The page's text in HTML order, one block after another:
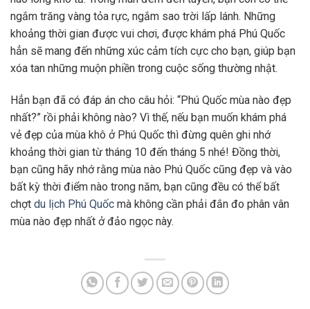
ngắm trăng vàng tỏa rực, ngắm sao trời lấp lánh. Những
khoảng thời gian được vui chơi, được khám phá Phú Quốc
hẳn sẽ mang đến những xúc cảm tích cực cho bạn, giúp bạn
xóa tan những muộn phiền trong cuộc sống thường nhật.
Hẳn bạn đã có đáp án cho câu hỏi: “Phú Quốc mùa nào đẹp
nhất?” rồi phải không nào? Vì thế, nếu bạn muốn khám phá
vẻ đẹp của mùa khô ở Phú Quốc thì đừng quên ghi nhớ
khoảng thời gian từ tháng 10 đến tháng 5 nhé! Đồng thời,
bạn cũng hãy nhớ rằng mùa nào Phú Quốc cũng đẹp và vào
bất kỳ thời điểm nào trong năm, bạn cũng đều có thể bất
chợt du lịch Phú Quốc mà không cần phải đắn đo phân vân
mùa nào đẹp nhất ở đảo ngọc này.